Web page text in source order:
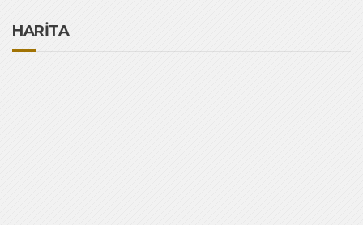
HARİTA